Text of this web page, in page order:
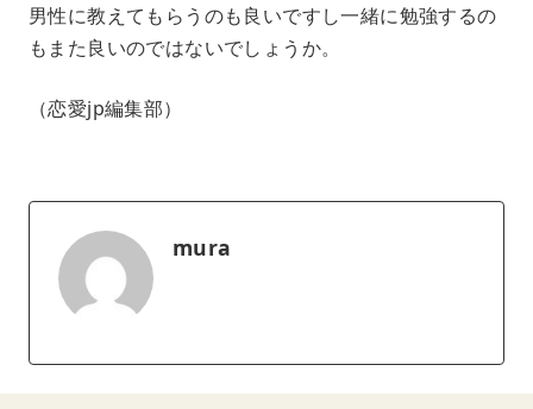
男性に教えてもらうのも良いですし一緒に勉強するの
もまた良いのではないでしょうか。
（恋愛jp編集部）
mura